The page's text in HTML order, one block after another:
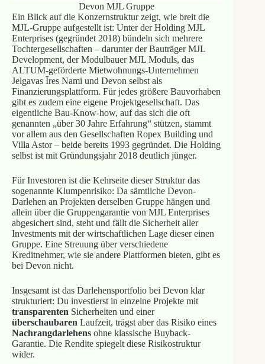
Devon MJL Gruppe
Ein Blick auf die Konzernstruktur zeigt, wie breit die
MJL-Gruppe aufgestellt ist: Unter der Holding MJL
Enterprises (gegründet 2018) bündeln sich mehrere
Tochtergesellschaften – darunter der Bauträger MJL
Development, der Modulbauer MJL Moduls, das
ALTUM-geförderte Mietwohnungs-Unternehmen
Jelgavas Īres Nami und Devon selbst als
Finanzierungsplattform. Für jedes größere Bauvorhaben
gibt es zudem eine eigene Projektgesellschaft. Das
eigentliche Bau-Know-how, auf das sich die oft
genannten „über 30 Jahre Erfahrung“ stützen, stammt
vor allem aus den Gesellschaften Ropex Building und
Villa Astor – beide bereits 1993 gegründet. Die Holding
selbst ist mit Gründungsjahr 2018 deutlich jünger.
Für Investoren ist die Kehrseite dieser Struktur das
sogenannte Klumpenrisiko: Da sämtliche Devon-
Darlehen an Projekten derselben Gruppe hängen und
allein über die Gruppengarantie von MJL Enterprises
abgesichert sind, steht und fällt die Sicherheit aller
Investments mit der wirtschaftlichen Lage dieser einen
Gruppe. Eine Streuung über verschiedene
Kreditnehmer, wie sie andere Plattformen bieten, gibt es
bei Devon nicht.
Insgesamt ist das Darlehensportfolio bei Devon klar
strukturiert: Du investierst in einzelne Projekte mit
transparenten Sicherheiten und einer
überschaubaren Laufzeit, trägst aber das Risiko eines
Nachrangdarlehensohne klassische Buyback-
Garantie. Die Rendite spiegelt diese Risikostruktur
wider.